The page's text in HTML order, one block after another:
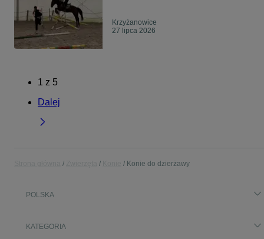
Krzyżanowice
27 lipca 2026
1 z 5
Dalej
Konie do dzierżawy
POLSKA
KATEGORIA